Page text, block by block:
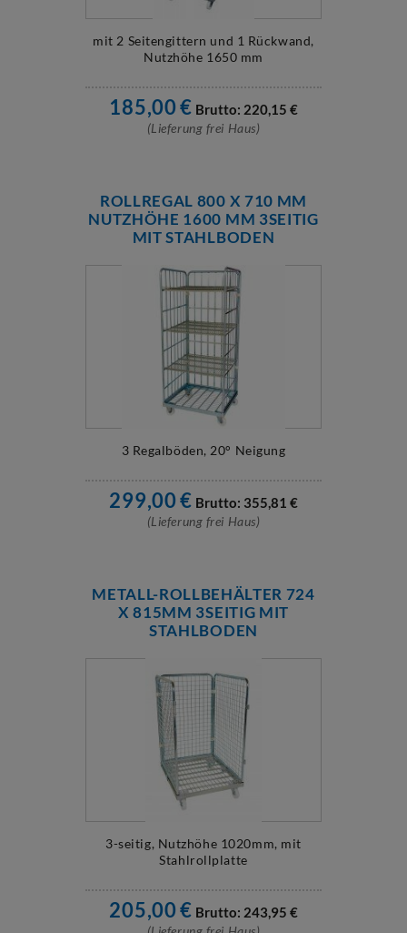
mit 2 Seitengittern und 1 Rückwand,
Nutzhöhe 1650 mm
185,00€ Brutto: 220,15 €
(Lieferung frei Haus)
ROLLREGAL 800 X 710 MM
NUTZHÖHE 1600 MM 3SEITIG
MIT STAHLBODEN
3 Regalböden, 20° Neigung
299,00€ Brutto: 355,81 €
(Lieferung frei Haus)
METALL-ROLLBEHÄLTER 724
X 815MM 3SEITIG MIT
STAHLBODEN
3-seitig, Nutzhöhe 1020mm, mit
Stahlrollplatte
205,00€ Brutto: 243,95 €